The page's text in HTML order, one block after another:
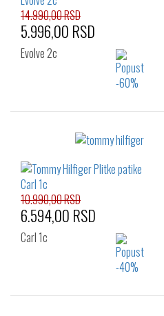
Izaberi željeni broj:
14.990,00 RSD
5.996,00 RSD
Evolve 2c
10.990,00 RSD
6.594,00 RSD
Carl 1c